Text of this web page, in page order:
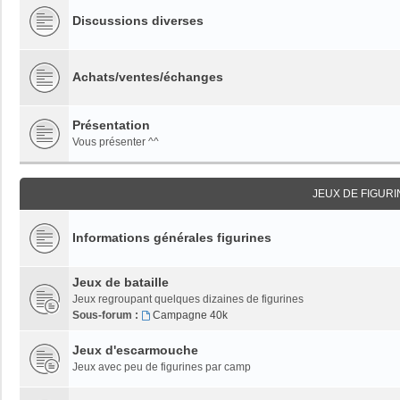
Discussions diverses
Achats/ventes/échanges
Présentation
Vous présenter ^^
JEUX DE
Informations générales figurines
Jeux de bataille
Jeux regroupant quelques dizaines de figurines
Sous-forum :
Campagne 40k
Jeux d'escarmouche
Jeux avec peu de figurines par camp